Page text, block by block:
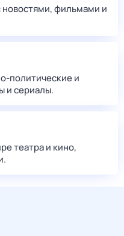
фильмами и
политические и
и сериалы.
театра и кино,